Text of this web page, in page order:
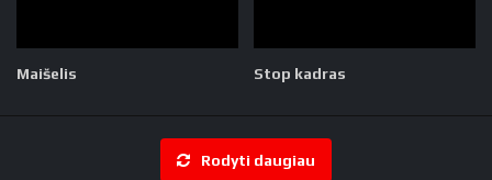
Maišelis Stop kadras
Rodyti daugiau